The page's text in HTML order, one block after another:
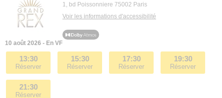
1, bd Poissonniere 75002 Paris
Voir les informations d'accessibilité
10 août 2026 - En VF
13:30
Réserver
15:30
Réserver
17:30
Réserver
19:30
Réserver
21:30
Réserver